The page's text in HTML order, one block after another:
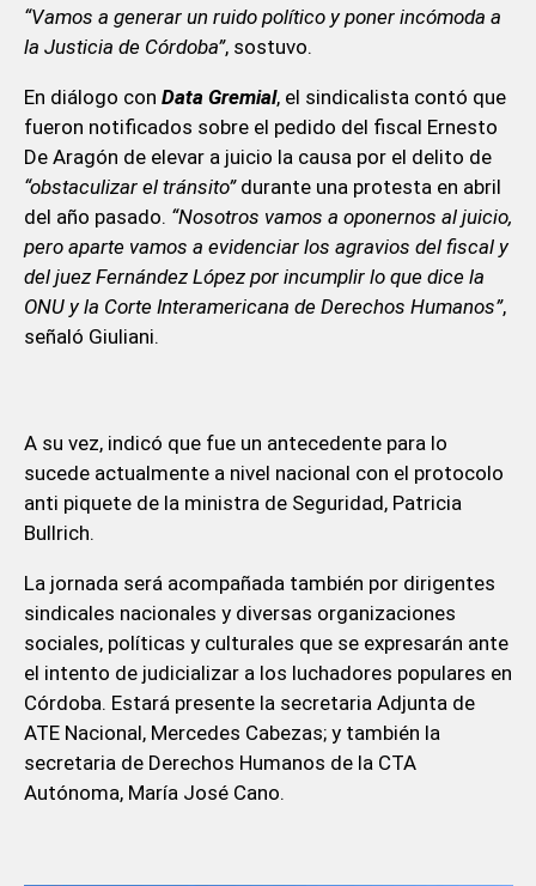
“Vamos a generar un ruido político y poner incómoda a
la Justicia de Córdoba”, sostuvo.
En diálogo con Data Gremial, el sindicalista contó que
fueron notificados sobre el pedido del fiscal Ernesto
De Aragón de elevar a juicio la causa por el delito de
“obstaculizar el tránsito”durante una protesta en abril
del año pasado. “Nosotros vamos a oponernos al juicio,
pero aparte vamos a evidenciar los agravios del fiscal y
del juez Fernández López por incumplir lo que dice la
ONU y la Corte Interamericana de Derechos Humanos”,
señaló Giuliani.
A su vez, indicó que fue un antecedente para lo
sucede actualmente a nivel nacional con el protocolo
anti piquete de la ministra de Seguridad, Patricia
Bullrich.
La jornada será acompañada también por dirigentes
sindicales nacionales y diversas organizaciones
sociales, políticas y culturales que se expresarán ante
el intento de judicializar a los luchadores populares en
Córdoba. Estará presente la secretaria Adjunta de
ATE Nacional, Mercedes Cabezas; y también la
secretaria de Derechos Humanos de la CTA
Autónoma, María José Cano.